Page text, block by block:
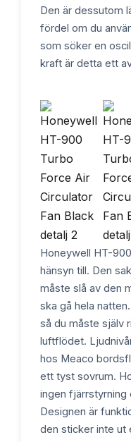
Den är dessutom
fördel om du
som söker en
kraft är detta ett
Honeywell HT-
hänsyn till. Den
måste slå av den
ska gå hela
så du måste själv
luftflödet.
hos Meaco
ett tyst sovrum.
ingen fjärrstyrning
Designen är
den sticker inte ut